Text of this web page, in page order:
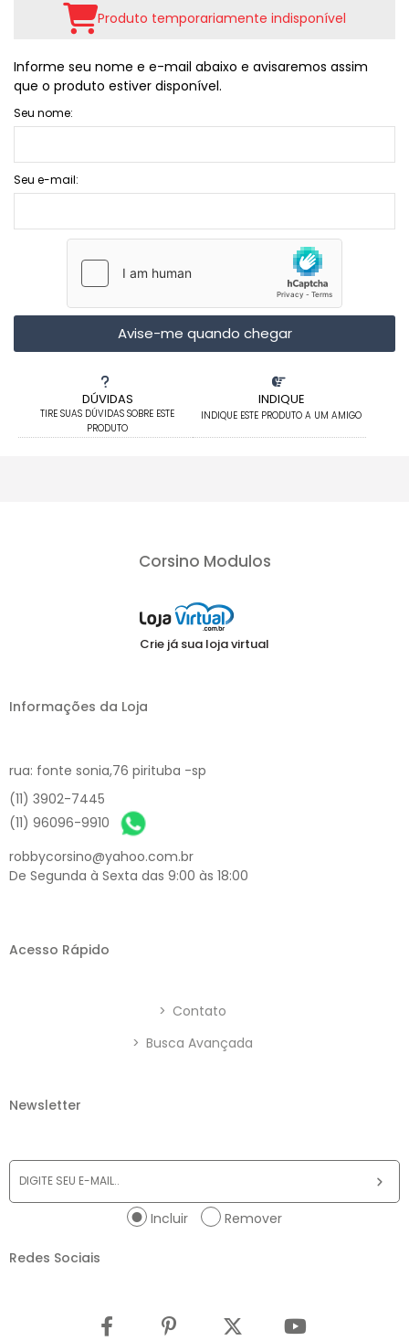
DÚVIDAS
TIRE SUAS DÚVIDAS SOBRE ESTE
PRODUTO
INDIQUE
INDIQUE ESTE PRODUTO A UM AMIGO
Produto temporariamente indisponível
Informe seu nome e e-mail abaixo e avisaremos assim
que o produto estiver disponível.
Seu nome:
Seu e-mail:
Avise-me quando chegar
Corsino Modulos
Crie já sua loja virtual
Informações da Loja
rua: fonte sonia,76 pirituba -sp
(11) 3902-7445
(11) 96096-9910
robbycorsino@yahoo.com.br
De Segunda à Sexta das 9:00 às 18:00
Acesso Rápido
> Contato
> Busca Avançada
Newsletter
Incluir Remover
Redes Sociais